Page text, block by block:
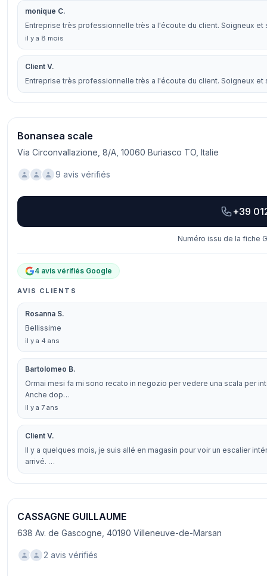
monique C.
Entreprise très professionnelle très a l'écoute du client. Soigneux
il y a 8 mois
Client V.
Entreprise très professionnelle très a l'écoute du client. Soigneux
Bonansea scale
Via Circonvallazione, 8/A, 10060 Buriasco TO, Italie
9 avis vérifiés
+39
Numéro issu de la fiche
4 avis vérifiés Google
AVIS CLIENTS
Rosanna S.
Bellissime
il y a 4 ans
Bartolomeo B.
Ormai mesi fa mi sono recato in negozio per vedere una scala per
Anche dop…
il y a 7 ans
Client V.
Il y a quelques mois, je suis allé en magasin pour voir un escalier
arrivé. …
CASSAGNE GUILLAUME
638 Av. de Gascogne, 40190 Villeneuve-de-Marsan
2 avis vérifiés